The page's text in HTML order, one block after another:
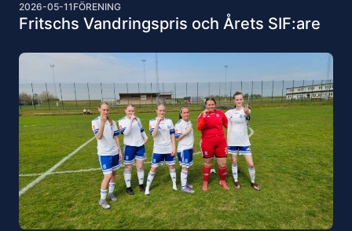
2026-05-11FÖRENING
Fritschs Vandringspris och Årets SIF:are